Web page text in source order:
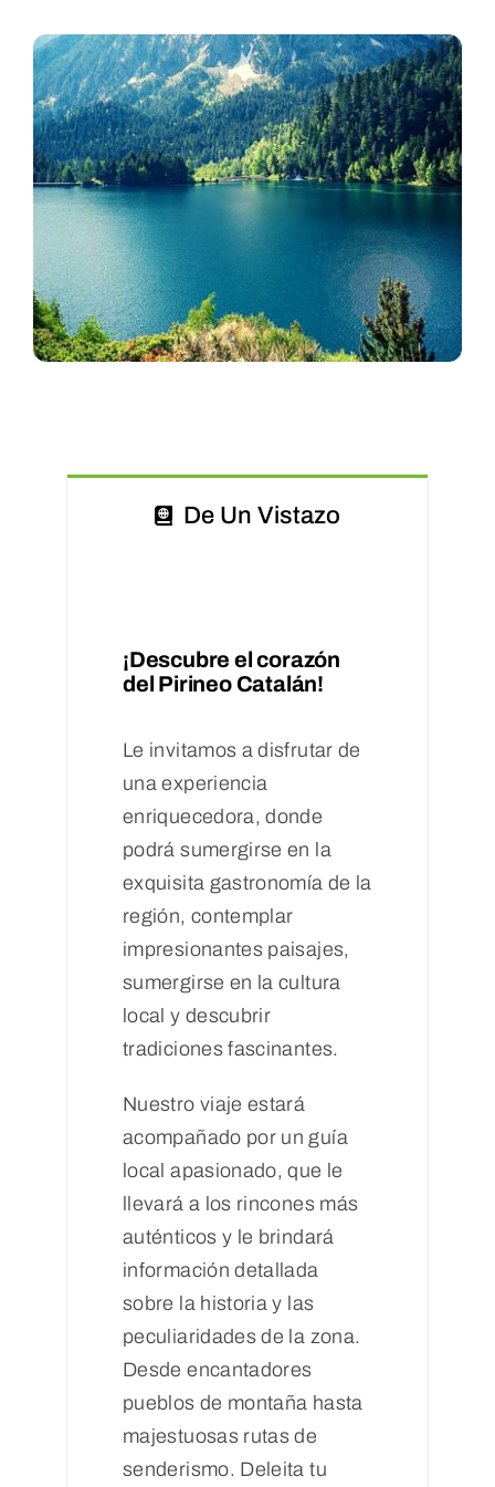
Reservar
WooCommerce Cart
WooCommerce My Account
De Un Vistazo
¡Descubre el corazón
del Pirineo Catalán!
Le invitamos a disfrutar de
una experiencia
enriquecedora, donde
podrá sumergirse en la
exquisita gastronomía de la
región, contemplar
impresionantes paisajes,
sumergirse en la cultura
local y descubrir
tradiciones fascinantes.
Nuestro viaje estará
acompañado por un guía
local apasionado, que le
llevará a los rincones más
auténticos y le brindará
información detallada
sobre la historia y las
peculiaridades de la zona.
Desde encantadores
pueblos de montaña hasta
majestuosas rutas de
senderismo. Deleita tu